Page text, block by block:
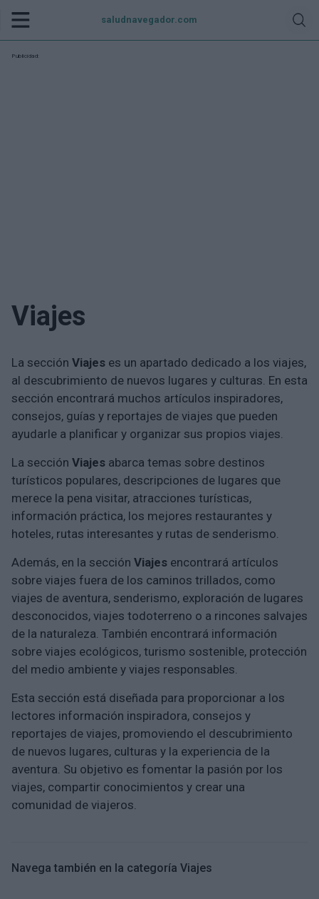
saludnavegador.com
Publicidad:
Viajes
La sección Viajes es un apartado dedicado a los viajes,
al descubrimiento de nuevos lugares y culturas. En esta
sección encontrará muchos artículos inspiradores,
consejos, guías y reportajes de viajes que pueden
ayudarle a planificar y organizar sus propios viajes.
La sección Viajes abarca temas sobre destinos
turísticos populares, descripciones de lugares que
merece la pena visitar, atracciones turísticas,
información práctica, los mejores restaurantes y
hoteles, rutas interesantes y rutas de senderismo.
Además, en la sección Viajes encontrará artículos
sobre viajes fuera de los caminos trillados, como
viajes de aventura, senderismo, exploración de lugares
desconocidos, viajes todoterreno o a rincones salvajes
de la naturaleza. También encontrará información
sobre viajes ecológicos, turismo sostenible, protección
del medio ambiente y viajes responsables.
Esta sección está diseñada para proporcionar a los
lectores información inspiradora, consejos y
reportajes de viajes, promoviendo el descubrimiento
de nuevos lugares, culturas y la experiencia de la
aventura. Su objetivo es fomentar la pasión por los
viajes, compartir conocimientos y crear una
comunidad de viajeros.
Navega también en la categoría Viajes